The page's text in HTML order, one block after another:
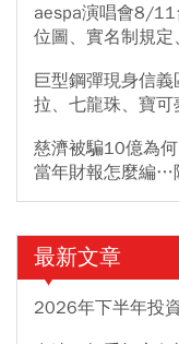
aespa演唱會8/11
位圖、實名制規
巨型鋼彈現身信
拉、七龍珠、寶
慈濟被騙10億為
當年財報怎麼編…
最新文章
2026年下半年投